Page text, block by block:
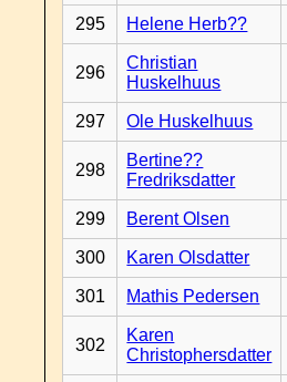
295 Helene Herb??
296
Christian
Huskelhuus
297 Ole Huskelhuus
298
Bertine??
Fredriksdatter
299 Berent Olsen
300 Karen Olsdatter
301 Mathis Pedersen
302
Karen
Christophersdatter